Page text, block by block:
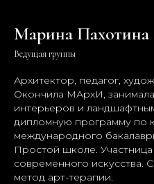
Марина Пахотина
Ведущая группы
Архитектор, педагог,
Окончила МАрхИ,
интерьеров и
дипломную программу по
международного
Простой школе.
современного искусства.
метод арт-терапии.